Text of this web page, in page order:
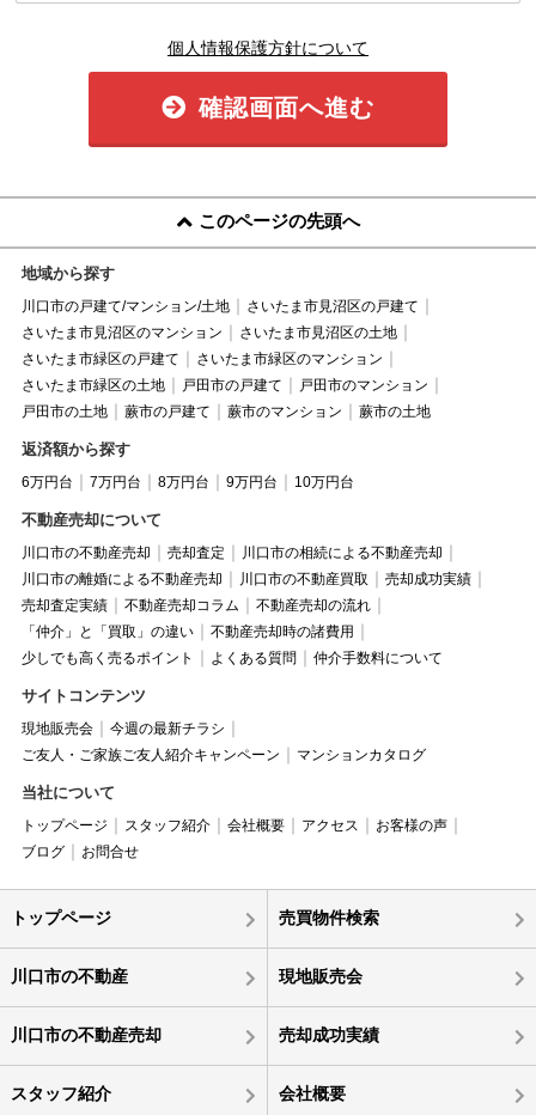
個人情報保護方針について
確認画面へ進む
このページの先頭へ
地域から探す
川口市の戸建て/マンション/土地
さいたま市見沼区の戸建て
さいたま市見沼区のマンション
さいたま市見沼区の土地
さいたま市緑区の戸建て
さいたま市緑区のマンション
さいたま市緑区の土地
戸田市の戸建て
戸田市のマンション
戸田市の土地
蕨市の戸建て 蕨市のマンション 蕨市の土地
返済額から探す
6万円台 7万円台 8万円台 9万円台 10万円台
不動産売却について
川口市の不動産売却 売却査定
川口市の相続による不動産売却
川口市の離婚による不動産売却
川口市の不動産買取
売却成功実績
売却査定実績
不動産売却コラム
不動産売却の流れ
「仲介」と「買取」の違い
不動産売却時の諸費用
少しでも高く売るポイント
よくある質問 仲介手数料について
サイトコンテンツ
現地販売会
今週の最新チラシ
ご友人・ご家族ご友人紹介キャンペーン
マンションカタログ
当社について
トップページ スタッフ紹介 会社概要 アクセス
お客様の声
ブログ
お問合せ
トップページ 売買物件検索
川口市の不動産 現地販売会
川口市の不動産売却 売却成功実績
スタッフ紹介 会社概要